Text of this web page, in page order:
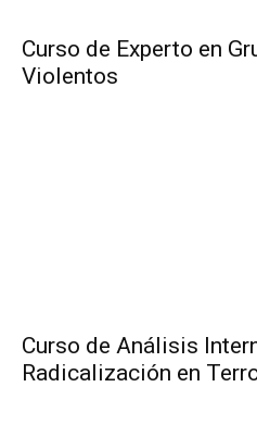
Curso de Experto en
Violentos
Curso de Análisis
Radicalización en